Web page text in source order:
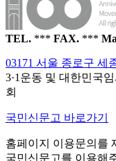
TEL. *** FAX. ***
03171 서울 종로구 세
3·1운동 및 대한민국
회
국민신문고 바로가기
홈페이지 이용문의를
국민신문고를 이용해